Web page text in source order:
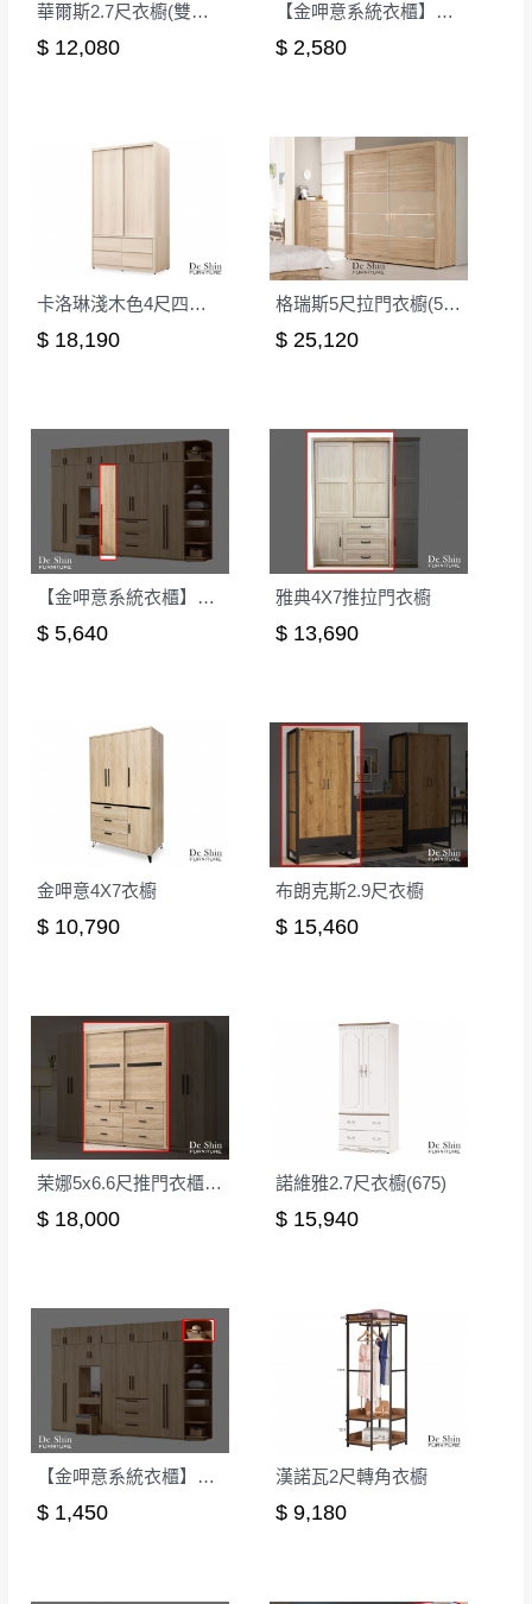
華爾斯2.7尺衣櫥(雙吊)(259)
$ 12,080
【金呷意系統衣櫃】2尺被櫃-可訂製
$ 2,580
卡洛琳淺木色4尺四抽滑門衣櫃
$ 18,190
格瑞斯5尺拉門衣櫥(590)
$ 25,120
【金呷意系統衣櫃】1.3尺衣櫃-可訂製
$ 5,640
雅典4X7推拉門衣櫥
$ 13,690
金呷意4X7衣櫥
$ 10,790
布朗克斯2.9尺衣櫥
$ 15,460
茉娜5x6.6尺推門衣櫃(07-1)
$ 18,000
諾維雅2.7尺衣櫥(675)
$ 15,940
【金呷意系統衣櫃】1.5尺開放式轉角櫃(小)-可訂製
$ 1,450
漢諾瓦2尺轉角衣櫥
$ 9,180